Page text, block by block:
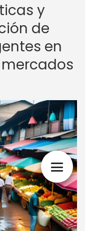
y
de
en